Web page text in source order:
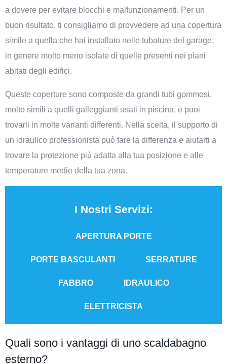
a dovere per evitare blocchi e malfunzionamenti. Per un
buon risultato, ti consigliamo di provvedere ad una copertura
simile a quella che hai installato nelle tubature del garage,
in genere molto meno isolate di quelle presenti nei piani
abitati degli edifici.
Queste coperture sono composte da grandi tubi gommosi,
molto simili a quelli galleggianti usati in piscina, e puoi
trovarli in molte varianti differenti. Nella scelta, il supporto di
un idraulico professionista può fare la differenza e aiutarti a
trovare la protezione più adatta alla tua posizione e alle
temperature medie della tua zona.
I Nostri Servizi:
APERTURA PORTE​
PORTE BASCULANTI​ SERRATURE​
FABBRO IDRAULICO​
ELETTRICISTA​
Quali sono i vantaggi di uno scaldabagno
esterno?